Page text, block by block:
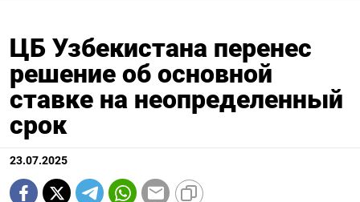
ЦБ Узбекистана перенес
решение об основной
ставке на неопределенный
срок
23.07.2025